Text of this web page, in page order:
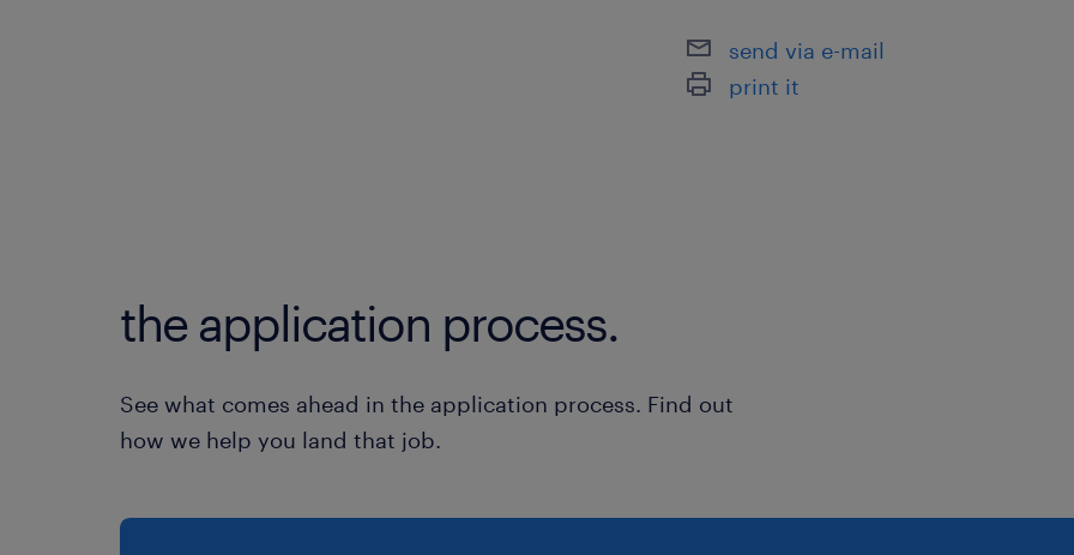
kan deel uitmaken van de
wereldwijd de kwaliteit van leven
Europa.
send via e-mail
print it
the application process.
See what comes ahead in the application process. Find out
how we help you land that job.